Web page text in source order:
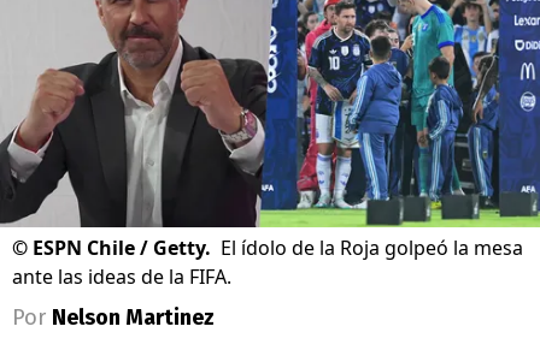
© ESPN Chile / Getty. El ídolo de la Roja golpeó la mesa
ante las ideas de la FIFA.
Por Nelson Martinez